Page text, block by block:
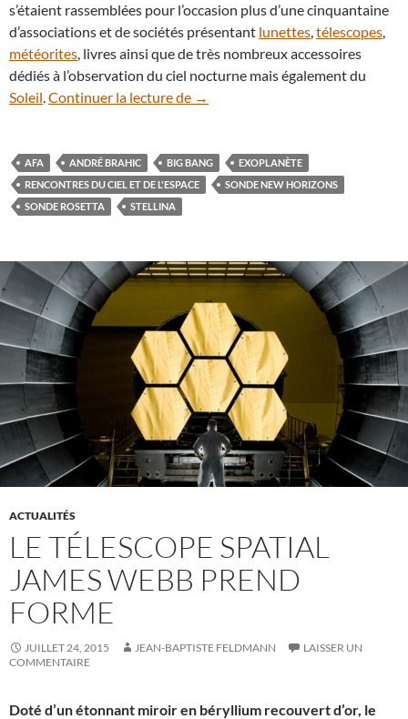
s’étaient rassemblées pour l’occasion plus d’une cinquantaine
d’associations et de sociétés présentant lunettes,télescopes,
météorites, livres ainsi que de très nombreux accessoires
dédiés à l’observation du ciel nocturne mais également du
Soleil.Continuer la lecture de Retour sur les Rencontres du Ciel
→
AFA ANDRÉ BRAHIC BIG BANG
EXOPLANÈTE
RENCONTRES DU CIEL ET DE L'ESPACE
SONDE NEW HORIZONS
SONDE ROSETTA
STELLINA
ACTUALITÉS
LE TÉLESCOPE SPATIAL
JAMES WEBB PREND
FORME
JUILLET 24, 2015 JEAN-BAPTISTE FELDMANN
LAISSER UN
COMMENTAIRE
Doté d’un étonnant miroir en béryllium recouvert d’or, le